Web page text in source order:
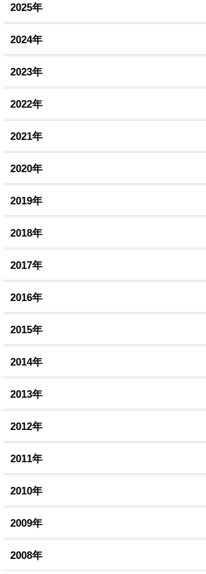
6月 (5)
5月 (1)
4月 (1)
2月 (1)
1月 (1)
2025年
8月 (2)
6月 (1)
2月 (1)
1月 (1)
2024年
10月 (1)
8月 (1)
7月 (1)
1月 (1)
2023年
9月 (1)
8月 (1)
6月 (1)
3月 (1)
1月 (2)
2022年
10月 (2)
9月 (2)
8月 (1)
5月 (2)
3月 (4)
2021年
11月 (2)
9月 (3)
8月 (1)
7月 (1)
6月 (1)
1月 (2)
2020年
10月 (1)
8月 (2)
7月 (2)
6月 (1)
4月 (5)
1月 (1)
2019年
11月 (4)
10月 (5)
9月 (2)
8月 (3)
6月 (7)
3月 (1)
2月 (2)
2018年
11月 (2)
10月 (1)
9月 (3)
8月 (4)
7月 (9)
2月 (1)
1月 (2)
2017年
11月 (4)
10月 (5)
9月 (2)
8月 (4)
6月 (5)
2月 (1)
1月 (1)
2016年
11月 (2)
10月 (3)
9月 (1)
8月 (4)
6月 (3)
2015年
11月 (1)
10月 (3)
9月 (1)
8月 (2)
7月 (1)
2014年
11月 (3)
10月 (4)
8月 (3)
7月 (2)
6月 (4)
2013年
11月 (2)
10月 (2)
9月 (4)
8月 (4)
2012年
11月 (4)
10月 (1)
9月 (1)
2011年
11月 (4)
10月 (1)
2010年
11月 (4)
2009年
2008年